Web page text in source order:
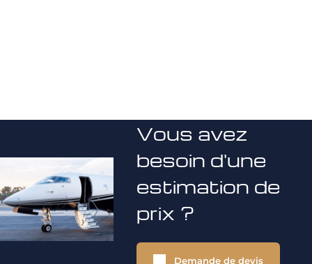
Vous avez
besoin d'une
estimation de
prix ?
Demande de devis